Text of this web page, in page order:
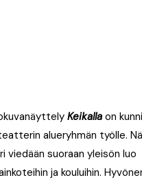
Keikalla on
alueryhmän työlle.
viedään suoraan yleisön luo
ja kouluihin.